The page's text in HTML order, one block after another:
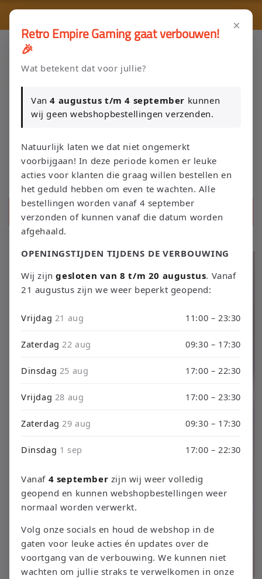
naar de
🎮
Klik Hier en Verkoop je Game of TCG collectie aan Retro Empire
Nieuw: zoek je Magic-deck automatisch op in onze voorraad.
direct naar
×
Retro Empire Gaming gaat verbouwen!
🎉
Wat betekent dat voor jullie?
Van4 augustus t/m 4 september kunnen
wij geen webshopbestellingen verzenden.
Natuurlijk laten we dat niet ongemerkt
voorbijgaan! In deze periode komen er leuke
acties voor klanten die graag willen bestellen en
het geduld hebben om even te wachten. Alle
bestellingen worden vanaf 4 september
verzonden of kunnen vanaf die datum worden
afgehaald.
OPENINGSTIJDEN TIJDENS DE VERBOUWING
Wij zijngesloten van 8 t/m 20 augustus. Vanaf
21 augustus zijn we weer beperkt geopend:
Vrijdag 21 aug 11:00 – 23:30
Zaterdag22 aug 09:30 – 17:30
Dinsdag 25 aug 17:00 – 22:30
Vrijdag 28 aug 17:00 – 23:30
Zaterdag29 aug 09:30 – 17:30
Dinsdag 1 sep 17:00 – 22:30
Vanaf 4 september zijn wij weer volledig
geopend en kunnen webshopbestellingen weer
normaal worden verwerkt.
Volg onze socials en houd de webshop in de
gaten voor leuke acties én updates over de
voortgang van de verbouwing. We kunnen niet
wachten om jullie straks te verwelkomen in onze